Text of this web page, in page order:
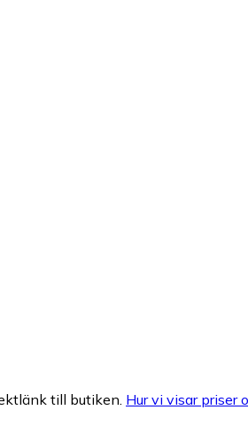
till butiken. Hur vi visar priser